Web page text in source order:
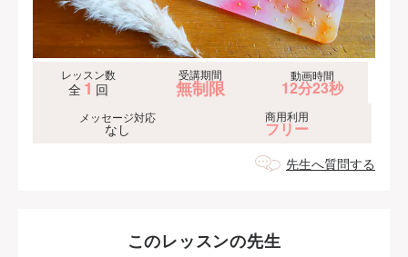
レッスン数
全 1 回
受講期間
無制限
動画時間
12分23秒
メッセージ対応
なし
商用利用
フリー
先生へ質問する
このレッスンの先生